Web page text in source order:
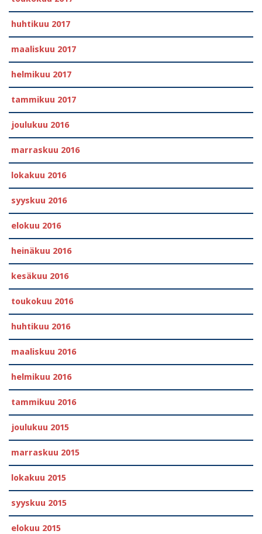
huhtikuu 2017
maaliskuu 2017
helmikuu 2017
tammikuu 2017
joulukuu 2016
marraskuu 2016
lokakuu 2016
syyskuu 2016
elokuu 2016
heinäkuu 2016
kesäkuu 2016
toukokuu 2016
huhtikuu 2016
maaliskuu 2016
helmikuu 2016
tammikuu 2016
joulukuu 2015
marraskuu 2015
lokakuu 2015
syyskuu 2015
elokuu 2015